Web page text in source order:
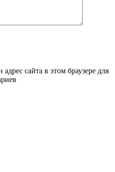
сайта в этом браузере для